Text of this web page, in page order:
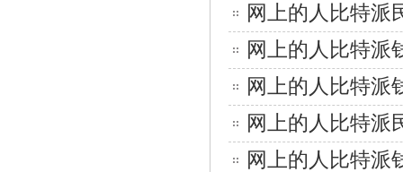
网上的人比特派
网上的人比特派
网上的人比特派
网上的人比特派
网上的人比特派